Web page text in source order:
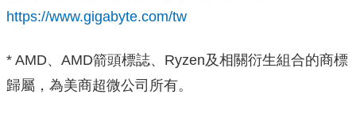
https://www.gigabyte.com/tw
* AMD、AMD箭頭標誌、Ryzen及相關衍生組合的商標
歸屬，為美商超微公司所有。